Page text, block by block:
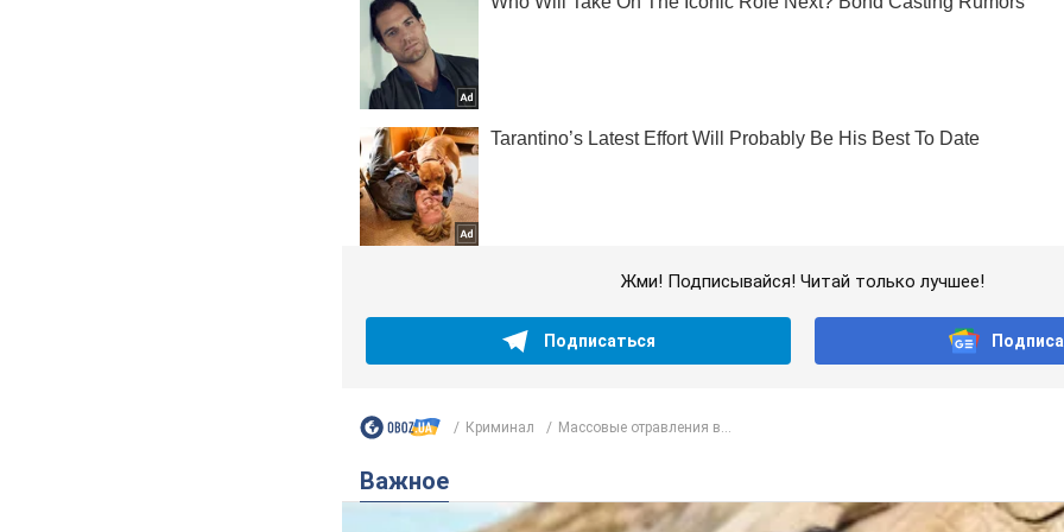
Жми! Подписывайся! Читай только лучшее!
Подписаться
Криминал Массовые отравления в...
Важное